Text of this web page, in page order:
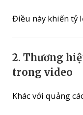
Điều này khiến tỷ
2. Thương
trong video
Khác với quảng